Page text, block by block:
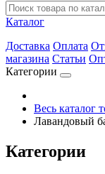
Каталог
Доставка Оплата
магазина Статьи
Категории
Весь каталог
Лавандовый
Категории